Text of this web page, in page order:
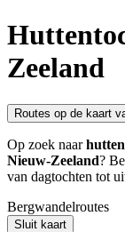
Zeeland
Op zoek naar
Nieuw-Zeeland?
van dagtochten tot
Bergwandelroutes
Sluit kaart